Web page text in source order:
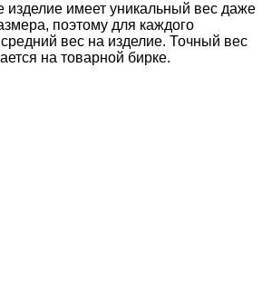
изделие имеет уникальный вес даже
поэтому для каждого
вес на изделие. Точный вес
на товарной бирке.